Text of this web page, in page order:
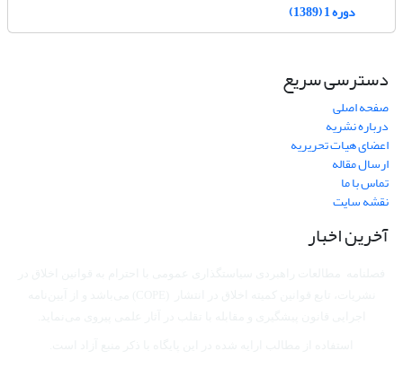
دوره 1 (1389)
دسترسی سریع
صفحه اصلی
درباره نشریه
اعضای هیات تحریریه
ارسال مقاله
تماس با ما
نقشه سایت
آخرین اخبار